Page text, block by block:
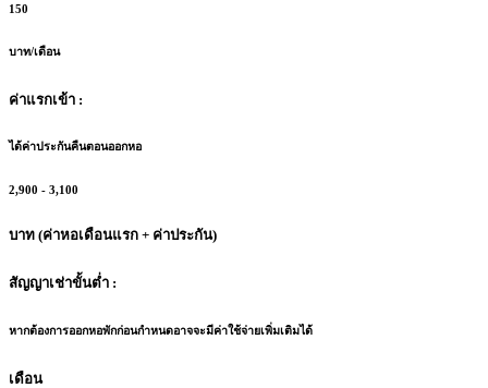
150
บาท/เดือน
ค่าแรกเข้า :
ได้ค่าประกันคืนตอนออกหอ
2,900 - 3,100
บาท (ค่าหอเดือนแรก + ค่าประกัน)
สัญญาเช่าขั้นต่ำ :
หากต้องการออกหอพักก่อนกำหนดอาจจะมีค่าใช้จ่ายเพิ่มเติมได้
เดือน